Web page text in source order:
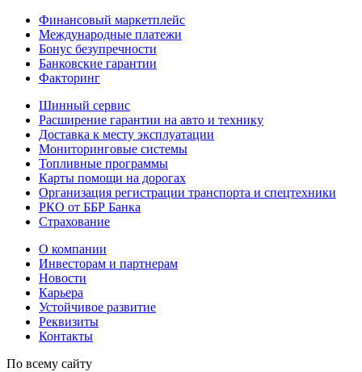
Финансовый маркетплейс
Международные платежи
Бонус безупречности
Банковские гарантии
Факторинг
Шинный сервис
Расширение гарантии на авто и технику
Доставка к месту эксплуатации
Мониторинговые системы
Топливные программы
Карты помощи на дорогах
Организация регистрации транспорта и спецтехники
РКО от ББР Банка
Страхование
О компании
Инвесторам и партнерам
Новости
Карьера
Устойчивое развитие
Реквизиты
Контакты
По всему сайту